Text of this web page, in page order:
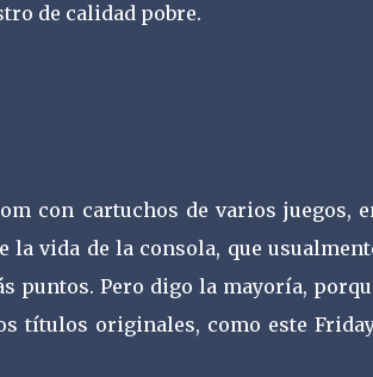
de calidad pobre.
con cartuchos de varios juegos,
vida de la consola, que
puntos. Pero digo la mayoría,
títulos originales, como este